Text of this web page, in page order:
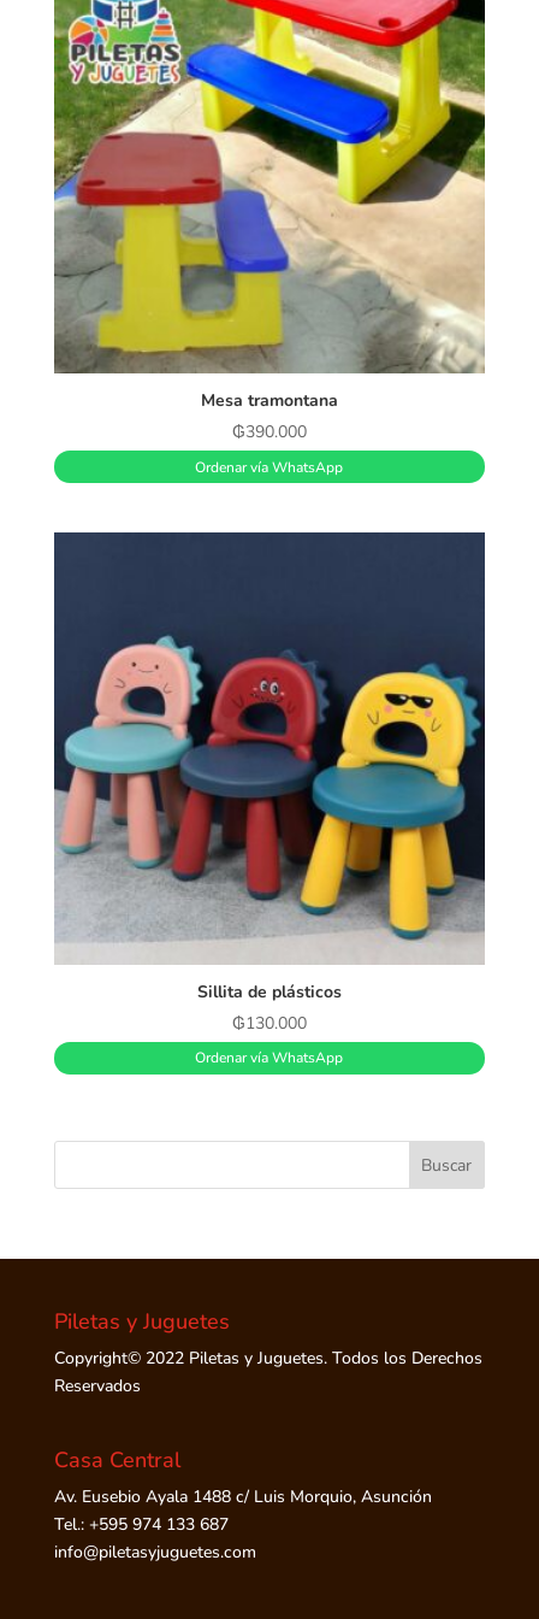
Mesa tramontana
₲390.000
Ordenar vía WhatsApp
Sillita de plásticos
₲130.000
Ordenar vía WhatsApp
Piletas y Juguetes
Copyright© 2022 Piletas y Juguetes. Todos los Derechos
Reservados
Casa Central
Av. Eusebio Ayala 1488 c/ Luis Morquio, Asunción
Tel.: +595 974 133 687
info@piletasyjuguetes.com